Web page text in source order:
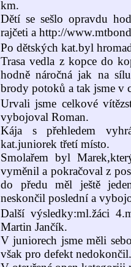
km.
Dětí se sešlo opravdu
rajčeti a http://
Po dětských kat.byl
Trasa vedla z kopce do
hodně náročná jak na
brody potoků a tak jsme v
Urvali jsme celkové
vybojoval Roman.
Kája s přehledem
kat.juniorek třetí místo.
Smolařem byl
vyměnil a pokračoval z
do předu měl ještě
neskončil poslední a
Další výsledky:ml.žáci
Martin Jančík.
V juniorech jsme měli
však pro defekt nedokončil.